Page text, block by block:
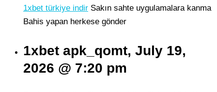
1xbet türkiye indir Sakın sahte uygulamalara kanma
Bahis yapan herkese gönder
1xbet apk_qomt, July 19,
2026 @ 7:20 pm